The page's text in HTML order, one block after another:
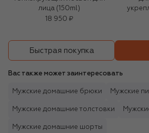
лица (150ml)
18 950 ₽
Быстрая покупка
Вас также может заинтересовать
Мужские домашние брюки Мужские
Мужские домашние толстовки
Мужские домашние шорты